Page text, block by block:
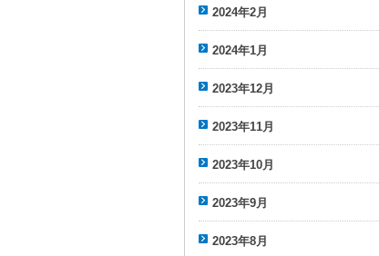
2024年2月
2024年1月
2023年12月
2023年11月
2023年10月
2023年9月
2023年8月